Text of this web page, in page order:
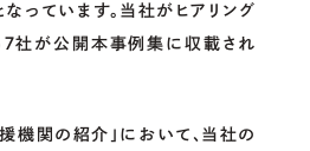
っています。当社がヒアリング
７社が公開本事例集に収載され
機関の紹介」において、当社の